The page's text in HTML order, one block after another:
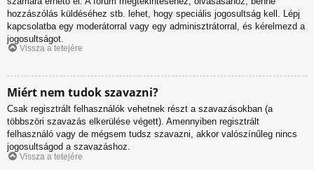
hozzászólás küldéséhez stb. lehet, hogy speciális jogosultság kell. Lépj
kapcsolatba egy moderátorral vagy egy adminisztrátorral, és kérelmezd a
jogosultságot.
Vissza a tetejére
Miért nem tudok szavazni?
Csak regisztrált felhasználók vehetnek részt a szavazásokban (a
többszöri szavazás elkerülése végett). Amennyiben regisztrált
felhasználó vagy de mégsem tudsz szavazni, akkor valószínűleg nincs
jogosultságod a szavazáshoz.
Vissza a tetejére